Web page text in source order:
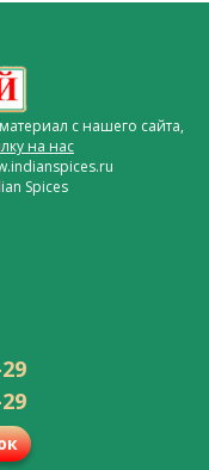
с нашего сайта,
на нас
Spices